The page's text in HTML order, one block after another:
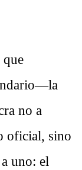
que
no a
oficial, sino
uno: el